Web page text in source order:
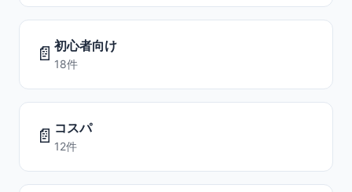
📄 初心者向け
18件
📄 コスパ
12件